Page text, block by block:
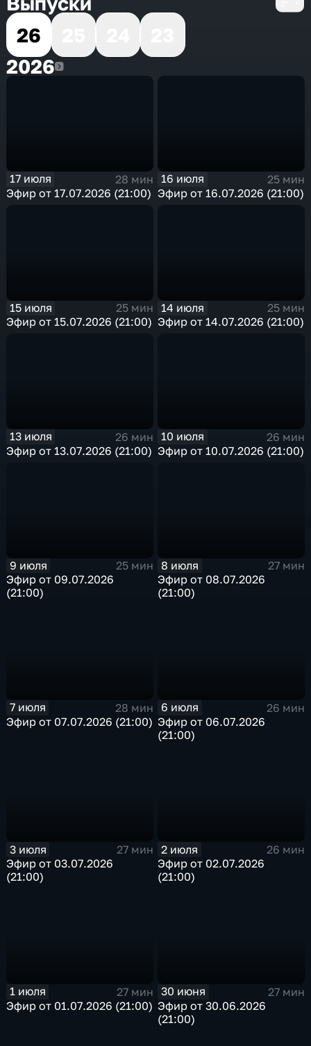
26
20262026
17 июля
28 мин
Эфир от 17.07.2026 (21:00)
16 июля
25 мин
Эфир от 16.07.2026 (21:00)
15 июля
25 мин
Эфир от 15.07.2026 (21:00)
14 июля
25 мин
Эфир от 14.07.2026 (21:00)
13 июля
26 мин
Эфир от 13.07.2026 (21:00)
10 июля
26 мин
Эфир от 10.07.2026 (21:00)
9 июля
25 мин
Эфир от 09.07.2026
(21:00)
8 июля
27 мин
Эфир от 08.07.2026
(21:00)
7 июля
28 мин
Эфир от 07.07.2026 (21:00)
6 июля
26 мин
Эфир от 06.07.2026
(21:00)
3 июля
27 мин
Эфир от 03.07.2026
(21:00)
2 июля
26 мин
Эфир от 02.07.2026
(21:00)
1 июля
27 мин
Эфир от 01.07.2026 (21:00)
30 июня
27 мин
Эфир от 30.06.2026
(21:00)